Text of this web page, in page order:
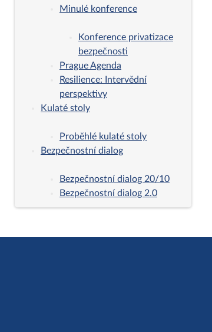
Minulé konference
Konference privatizace
bezpečnosti
Prague Agenda
Resilience: Intervědní
perspektivy
Kulaté stoly
Proběhlé kulaté stoly
Bezpečnostní dialog
Bezpečnostní dialog 20/10
Bezpečnostní dialog 2.0